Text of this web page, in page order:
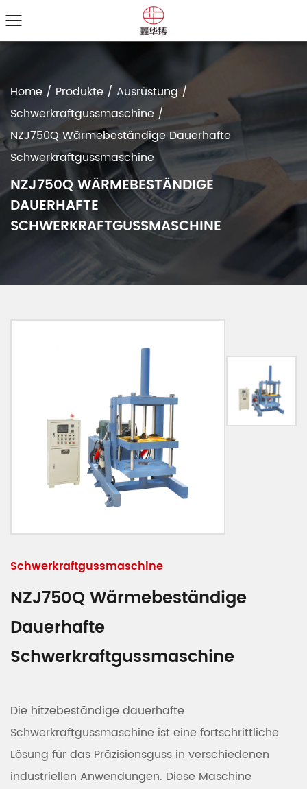
Home / Produkte / Ausrüstung/
Schwerkraftgussmaschine/
NZJ750Q Wärmebeständige Dauerhafte
Schwerkraftgussmaschine
NZJ750Q WÄRMEBESTÄNDIGE
DAUERHAFTE
SCHWERKRAFTGUSSMASCHINE
Schwerkraftgussmaschine
NZJ750Q Wärmebeständige
Dauerhafte
Schwerkraftgussmaschine
Die hitzebeständige dauerhafte
Schwerkraftgussmaschine ist eine fortschrittliche
Lösung für das Präzisionsguss in verschiedenen
industriellen Anwendungen. Diese Maschine